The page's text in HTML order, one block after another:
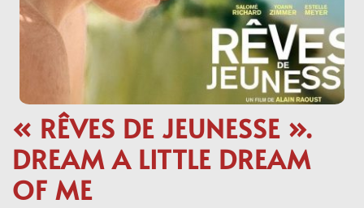
« RÊVES DE JEUNESSE ».
DREAM A LITTLE DREAM
OF ME